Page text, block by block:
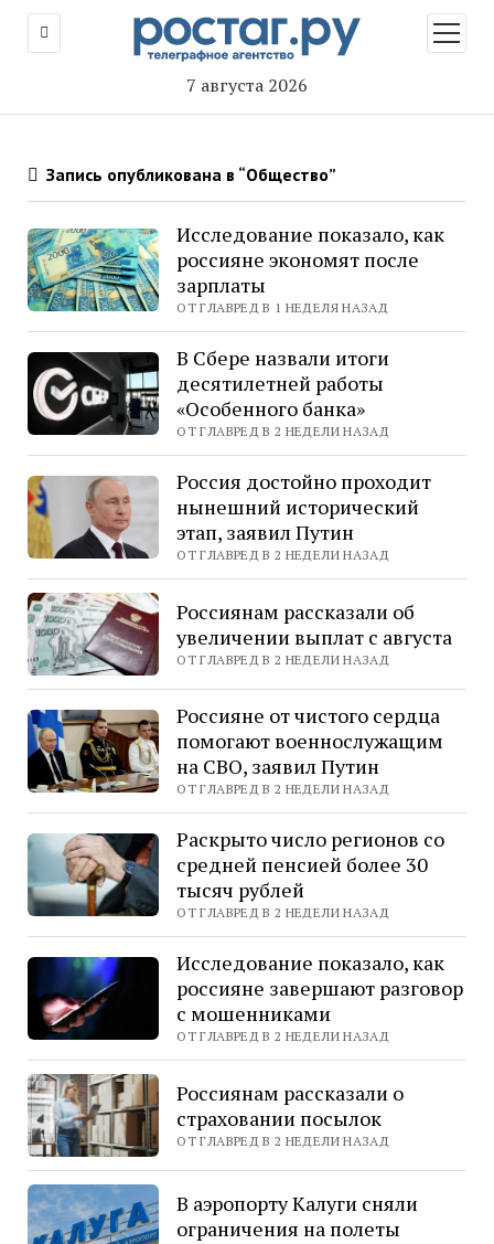
7 августа 2026
меню
Запись опубликована в “Общество”
Исследование показало, как
россияне экономят после
зарплаты
ОТ ГЛАВРЕД В 1 НЕДЕЛЯ НАЗАД
В Сбере назвали итоги
десятилетней работы
«Особенного банка»
ОТ ГЛАВРЕД В 2 НЕДЕЛИ НАЗАД
Россия достойно проходит
нынешний исторический
этап, заявил Путин
ОТ ГЛАВРЕД В 2 НЕДЕЛИ НАЗАД
Россиянам рассказали об
увеличении выплат с августа
ОТ ГЛАВРЕД В 2 НЕДЕЛИ НАЗАД
Россияне от чистого сердца
помогают военнослужащим
на СВО, заявил Путин
ОТ ГЛАВРЕД В 2 НЕДЕЛИ НАЗАД
Раскрыто число регионов со
средней пенсией более 30
тысяч рублей
ОТ ГЛАВРЕД В 2 НЕДЕЛИ НАЗАД
Исследование показало, как
россияне завершают разговор
с мошенниками
ОТ ГЛАВРЕД В 2 НЕДЕЛИ НАЗАД
Россиянам рассказали о
страховании посылок
ОТ ГЛАВРЕД В 2 НЕДЕЛИ НАЗАД
В аэропорту Калуги сняли
ограничения на полеты